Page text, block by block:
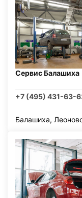
Сервис Балашиха
+7 (495) 431-63-
Балашиха,